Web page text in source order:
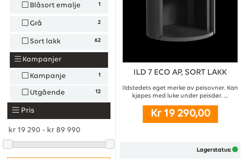
Blåsort emalje 1
Grå 2
Sort lakk 62
Kampanjer
1
Kampanje
12
Utgående
Pris
ILD 7 ECO AP, SORT LAKK
Ildstedets eget merke av peisovner. Kan
kjøpes med luke under peisdør. ...
Kr 19 290,00
Lagerstatus: